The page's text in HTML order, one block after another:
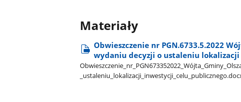
Materiały
Obwieszczenie nr PGN.6733.5.2022
wydaniu decyzji o ustaleniu